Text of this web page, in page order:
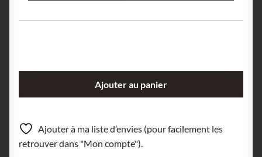
de
Galène,
Pont-
Ajouter au panier
Ajouter à ma liste d’envies (pour facilement les
retrouver dans "Mon compte").